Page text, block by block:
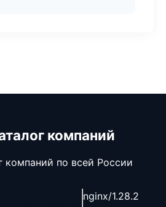
компаний
компаний по всей России
nginx/1.28.2